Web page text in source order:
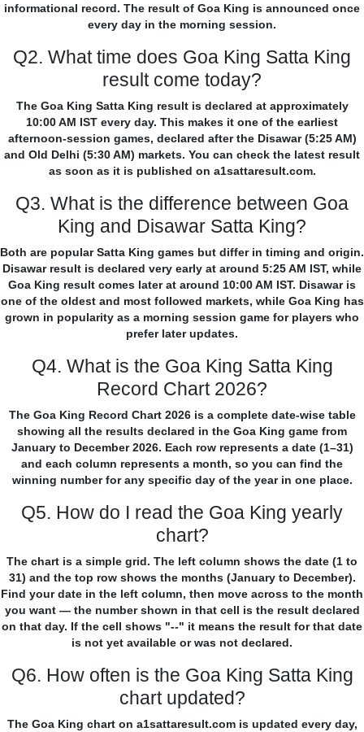
informational record. The result of Goa King is announced once
every day in the morning session.
Q2. What time does Goa King Satta King
result come today?
The Goa King Satta King result is declared at approximately
10:00 AM IST every day. This makes it one of the earliest
afternoon-session games, declared after the Disawar (5:25 AM)
and Old Delhi (5:30 AM) markets. You can check the latest result
as soon as it is published on a1sattaresult.com.
Q3. What is the difference between Goa
King and Disawar Satta King?
Both are popular Satta King games but differ in timing and origin.
Disawar result is declared very early at around 5:25 AM IST, while
Goa King result comes later at around 10:00 AM IST. Disawar is
one of the oldest and most followed markets, while Goa King has
grown in popularity as a morning session game for players who
prefer later updates.
Q4. What is the Goa King Satta King
Record Chart 2026?
The Goa King Record Chart 2026 is a complete date-wise table
showing all the results declared in the Goa King game from
January to December 2026. Each row represents a date (1–31)
and each column represents a month, so you can find the
winning number for any specific day of the year in one place.
Q5. How do I read the Goa King yearly
chart?
The chart is a simple grid. The left column shows the date (1 to
31) and the top row shows the months (January to December).
Find your date in the left column, then move across to the month
you want — the number shown in that cell is the result declared
on that day. If the cell shows "--" it means the result for that date
is not yet available or was not declared.
Q6. How often is the Goa King Satta King
chart updated?
The Goa King chart on a1sattaresult.com is updated every day,